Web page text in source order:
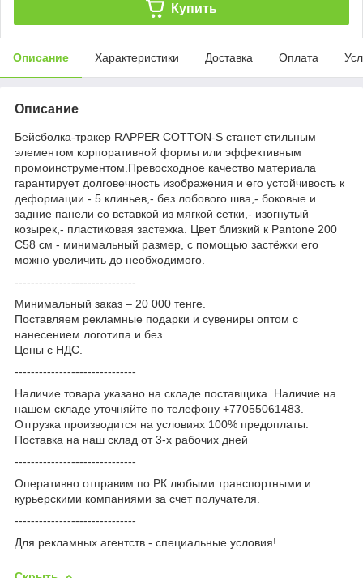
Купить
Описание Характеристики Доставка Оплата
Описание
Бейсболка-тракер RAPPER COTTON-S станет стильным
элементом корпоративной формы или эффективным
промоинструментом.Превосходное качество материала
гарантирует долговечность изображения и его устойчивость к
деформации.- 5 клиньев,- без лобового шва,- боковые и
задние панели со вставкой из мягкой сетки,- изогнутый
козырек,- пластиковая застежка. Цвет близкий к Pantone 200
C58 см - минимальный размер, с помощью застёжки его
можно увеличить до необходимого.
------------------------------
Минимальный заказ – 20 000 тенге.
Поставляем рекламные подарки и сувениры оптом с
нанесением логотипа и без.
Цены с НДС.
------------------------------
Наличие товара указано на складе поставщика. Наличие на
нашем складе уточняйте по телефону +77055061483.
Отгрузка производится на условиях 100% предоплаты.
Поставка на наш склад от 3-x рабочих дней
------------------------------
Оперативно отправим по РК любыми транспортными и
курьерскими компаниями за счет получателя.
------------------------------
Для рекламных агентств - специальные условия!